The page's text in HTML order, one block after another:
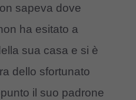
sapeva dove
ha esitato a
sua casa e si è
dello sfortunato
il suo padrone